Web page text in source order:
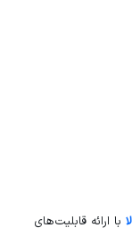
با ارائه قابلیت‌های